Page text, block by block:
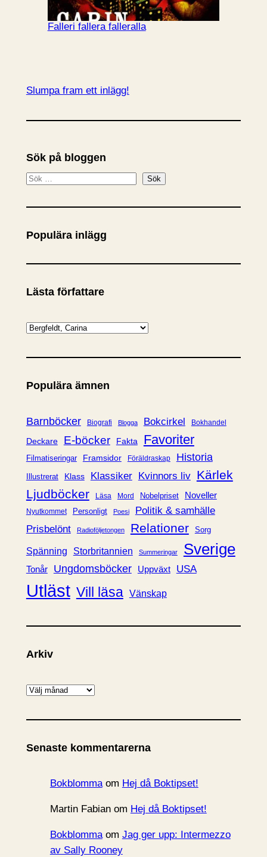
Falleri fallera falleralla
Slumpa fram ett inlägg!
Sök på bloggen
S
k
Sök
Populära inlägg
Lästa författare
K
t
g
r
i
Populära ämnen
Barnböcker Biografi Blogga Bokcirkel Bokhandel
Deckare E-böcker Fakta Favoriter
Filmatiseringar Framsidor Föräldraskap Historia
Illustrerat Klass Klassiker Kvinnors liv Kärlek
Ljudböcker
Läsa Mord Nobelpriset Noveller
Nyutkommet Personligt Poesi
Politik & samhälle
Prisbelönt
Radioföljetongen Relationer Sorg
Spänning Storbritannien Summeringar Sverige
Tonår Ungdomsböcker Uppväxt USA
Utläst Vill läsa Vänskap
Arkiv
A
k
v
Senaste kommentarerna
Bokblommaom Hej då Boktipset!
Martin Fabianom Hej då Boktipset!
Bokblommaom Jag ger upp: Intermezzo
av Sally Rooney